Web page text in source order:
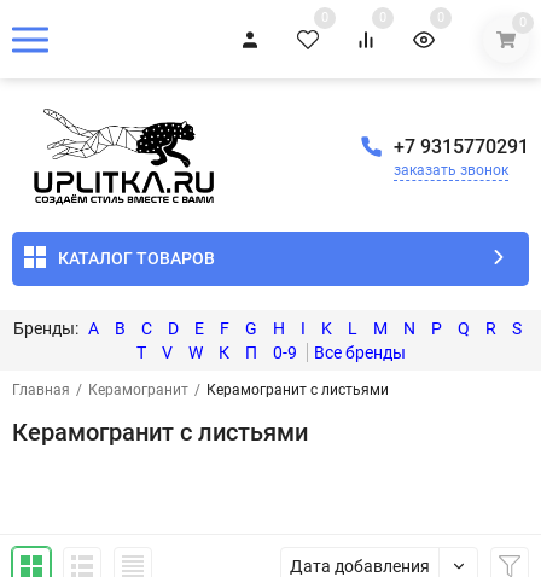
0 0 0 0
+7 9315770291
заказать звонок
КАТАЛОГ ТОВАРОВ
A B C D E F G H I K L M N P Q R
S
T
V W К П 0-9
Главная / Керамогранит / Керамогранит с листьями
Керамогранит с листьями
Дата добавления